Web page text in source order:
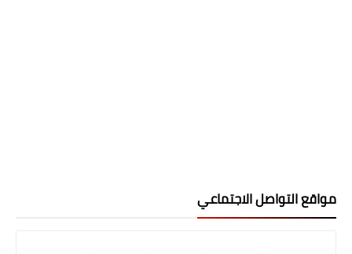
مواقع التواصل الاجتماعي